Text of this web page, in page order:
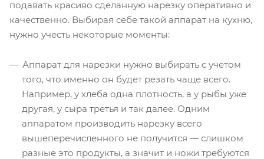
подавать красиво сделанную нарезку оперативно и
качественно. Выбирая себе такой аппарат на кухню,
нужно учесть некоторые моменты:
Аппарат для нарезки нужно выбирать с учетом
того, что именно он будет резать чаще всего.
Например, у хлеба одна плотность, а у рыбы уже
другая, у сыра третья и так далее. Одним
аппаратом производить нарезку всего
вышеперечисленного не получится — слишком
разные это продукты, а значит и ножи требуются